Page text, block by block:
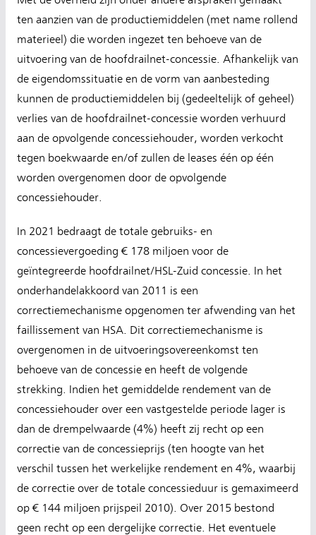
ten aanzien van de productiemiddelen (met name rollend
materieel) die worden ingezet ten behoeve van de
uitvoering van de hoofdrailnet-concessie. Afhankelijk van
de eigendomssituatie en de vorm van aanbesteding
kunnen de productiemiddelen bij (gedeeltelijk of geheel)
verlies van de hoofdrailnet-concessie worden verhuurd
aan de opvolgende concessiehouder, worden verkocht
tegen boekwaarde en/of zullen de leases één op één
worden overgenomen door de opvolgende
concessiehouder.
In 2021 bedraagt de totale gebruiks- en
concessievergoeding € 178 miljoen voor de
geïntegreerde hoofdrailnet/HSL-Zuid concessie. In het
onderhandelakkoord van 2011 is een
correctiemechanisme opgenomen ter afwending van het
faillissement van HSA. Dit correctiemechanisme is
overgenomen in de uitvoeringsovereenkomst ten
behoeve van de concessie en heeft de volgende
strekking. Indien het gemiddelde rendement van de
concessiehouder over een vastgestelde periode lager is
dan de drempelwaarde (4%) heeft zij recht op een
correctie van de concessieprijs (ten hoogte van het
verschil tussen het werkelijke rendement en 4%, waarbij
de correctie over de totale concessieduur is gemaximeerd
op € 144 miljoen prijspeil 2010). Over 2015 bestond
geen recht op een dergelijke correctie. Het eventuele